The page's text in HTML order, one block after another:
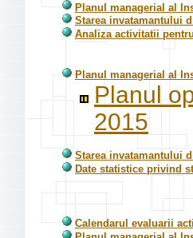
Planul managerial al
Starea invatamantului
Analiza activitatii
Planul managerial al
Planul
2015
Starea invatamantului
Date statistice privind
Calendarul evaluarii